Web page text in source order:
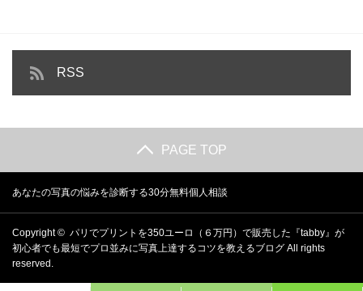
RSS
PAGE TOP
あなたの写真の悩みを診断する30分無料個人相談
Copyright © パリでプリントを350ユーロ（６万円）で販売した『tabby』が
初心者でも最短でプロ並みに写真上達するコツを教えるブログ All rights
reserved.